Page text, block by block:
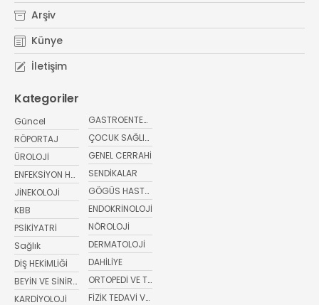
Arşiv
Künye
İletişim
Kategoriler
Güncel
RÖPORTAJ
ÜROLOJİ
ENFEKSİYON HASTALIKLARI
JİNEKOLOJİ
KBB
PSİKİYATRİ
Sağlık
DİŞ HEKİMLİĞİ
BEYİN VE SİNİR CERRAHİSİ
KARDİYOLOJİ
GASTROENTEROLOJİ
ÇOCUK SAĞLIĞI VE HASTALIKLARI
GENEL CERRAHİ
SENDİKALAR
GÖGÜS HASTALIKLARI
ENDOKRİNOLOJİ
NÖROLOJİ
DERMATOLOJİ
DAHİLİYE
ORTOPEDİ VE TRAVMATOLOJİ
FİZİK TEDAVİ VE REHABİLİTASYON